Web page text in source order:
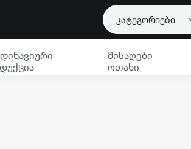
კატეგორიები
მისაღები
ოთახი